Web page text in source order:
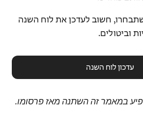
חשוב לעדכן את לוח השנה
וביטולים.
עדכון לוח השנה
במאמר זה השתנה מאז פרסומו.